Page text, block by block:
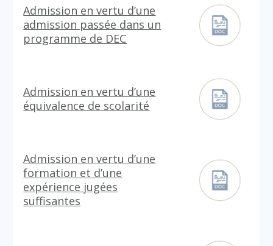
Admission en vertu d’une
admission passée dans un
programme de DEC
Admission en vertu d’une
équivalence de scolarité
Admission en vertu d’une
formation et d’une
expérience jugées
suffisantes